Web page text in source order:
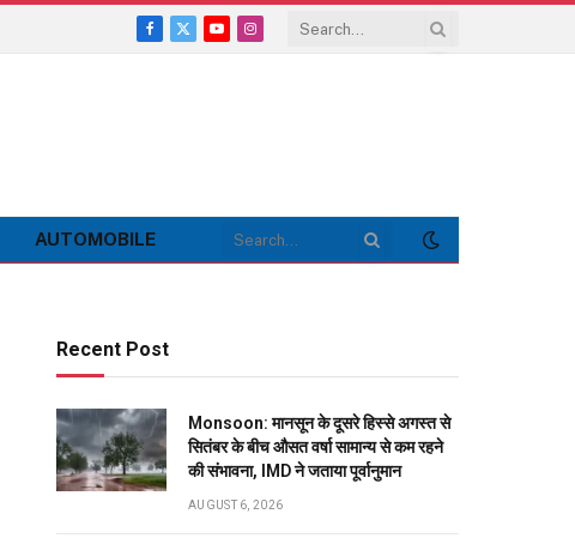
Facebook
X
YouTubeInstagram
AUTOMOBILE
Recent Post
Monsoon: मानसून के दूसरे हिस्से अगस्त से
सितंबर के बीच औसत वर्षा सामान्य से कम रहने
की संभावना, IMD ने जताया पूर्वानुमान
AUGUST 6, 2026